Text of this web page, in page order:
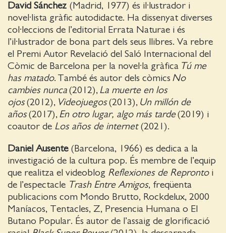
David Sánchez (Madrid, 1977) és il·lustrador i
novel·lista gràfic autodidacte. Ha dissenyat diverses
col·leccions de l’editorial Errata Naturae i és
l’il·lustrador de bona part dels seus llibres. Va rebre
el Premi Autor Revelació del Saló Internacional del
Còmic de Barcelona per la novel·la gràfica Tú me
has matado. També és autor dels còmics No
cambies nunca (2012), La muerte en los
ojos(2012), Videojuegos(2013), Un millón de
años(2017), En otro lugar, algo más tarde(2019) i
coautor de Los años de internet(2021).
Daniel Ausente (Barcelona, 1966) es dedica a la
investigació de la cultura pop. És membre de l’equip
que realitza el videoblog Reflexiones de Reprontoi
de l’espectacle Trash Entre Amigos, freqüenta
publicacions com Mondo Brutto, Rockdelux, 2000
Maníacos, Tentacles, Z, Presencia Humana o El
Butano Popular. És autor de l’assaig de glorificació